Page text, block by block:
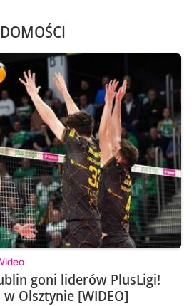
goni liderów PlusLigi!
Olsztynie [WIDEO]